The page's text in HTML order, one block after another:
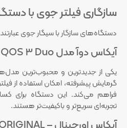
سازگاری فیلتر جوی با
دستگاه‌های سازگار با سیگار جوی عبارتند
آیکاس دوآ مدل IQOS 3 Duo
یکی از جدیدترین و محبوب‌ترین
گرمایش پیشرفته، امکان استفاده از
فراهم می‌کند. این دستگاه برای
تجربه‌ای سریع‌تر و باکیفیت‌تر هستند.